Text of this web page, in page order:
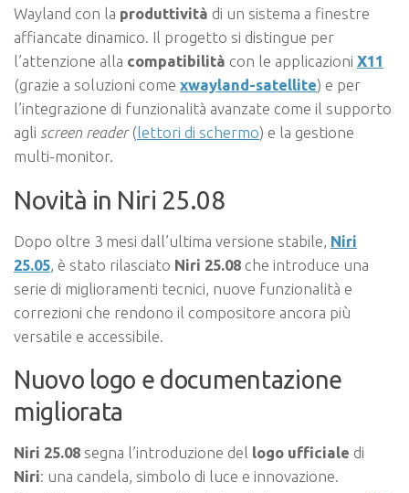
Wayland con la produttività di un sistema a finestre
affiancate dinamico. Il progetto si distingue per
l’attenzione alla compatibilità con le applicazioni X11
(grazie a soluzioni come xwayland-satellite) e per
l’integrazione di funzionalità avanzate come il supporto
agli screen reader(lettori di schermo) e la gestione
multi-monitor.
Novità in Niri 25.08
Dopo oltre 3 mesi dall’ultima versione stabile, Niri
25.05, è stato rilasciato Niri 25.08 che introduce una
serie di miglioramenti tecnici, nuove funzionalità e
correzioni che rendono il compositore ancora più
versatile e accessibile.
Nuovo logo e documentazione
migliorata
Niri 25.08 segna l’introduzione del logo ufficiale di
Niri: una candela, simbolo di luce e innovazione.